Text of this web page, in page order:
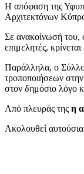
Η απόφαση της
Αρχιτεκτόνων
Σε ανακοίνωσή του,
επιμελητές,
Παράλληλα, ο
τροποποιήσεων
στον δημόσιο λόγο
Από πλευράς της η
Ακολουθεί